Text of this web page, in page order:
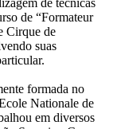
de “Formateur
Cirque de
suas
formada no
Nationale de
em diversos